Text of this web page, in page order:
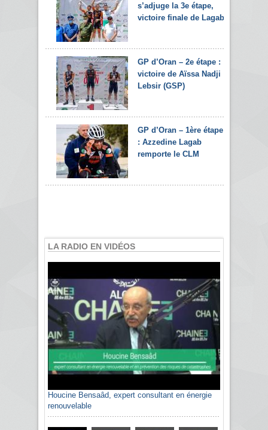
s’adjuge la 3e étape,
victoire finale de Lagab
GP d’Oran – 2e étape :
victoire de Aïssa Nadji
Lebsir (GSP)
GP d’Oran – 1ère étape
: Azzedine Lagab
remporte le CLM
LA RADIO EN VIDÉOS
Houcine Bensaâd, expert consultant en énergie
renouvelable